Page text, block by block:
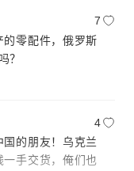
7
零配件，俄罗斯
？
4
的朋友！乌克兰
手交货，俺们也